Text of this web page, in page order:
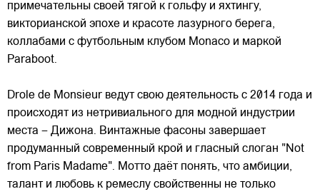
примечательны своей тягой к гольфу и яхтингу,
викторианской эпохе и красоте лазурного берега,
коллабами с футбольным клубом Monaco и маркой
Paraboot.
Drole de Monsieur ведут свою деятельность с 2014 года и
происходят из нетривиального для модной индустрии
места – Дижона. Винтажные фасоны завершает
продуманный современный крой и гласный слоган "Not
from Paris Madame". Мотто даёт понять, что амбиции,
талант и любовь к ремеслу свойственны не только